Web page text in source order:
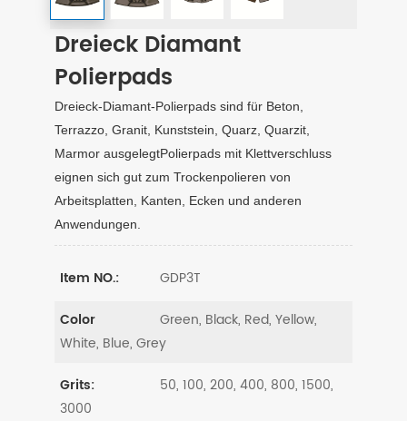
Dreieck Diamant
Polierpads
Dreieck-Diamant-Polierpads sind für Beton,
Terrazzo, Granit, Kunststein, Quarz, Quarzit,
Marmor ausgelegtPolierpads mit Klettverschluss
eignen sich gut zum Trockenpolieren von
Arbeitsplatten, Kanten, Ecken und anderen
Anwendungen.
Item NO.: GDP3T
Color
Green, Black, Red, Yellow,
White, Blue, Grey
Grits:
50, 100, 200, 400, 800, 1500,
3000